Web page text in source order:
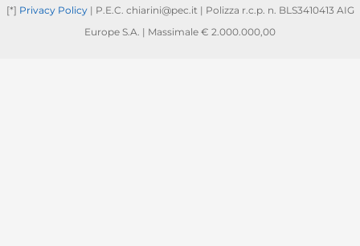
[*] Privacy Policy| P.E.C. chiarini@pec.it | Polizza r.c.p. n. BLS3410413 AIG
Europe S.A. | Massimale € 2.000.000,00